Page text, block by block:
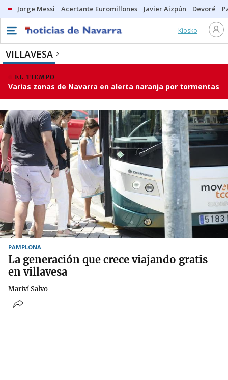
Jorge Messi Acertante Euromillones Javier Aizpún Devoré
Kiosko
VILLAVESA
EL TIEMPO
Varias zonas de Navarra en alerta naranja por tormentas
PAMPLONA
La generación que crece viajando gratis
en villavesa
Mariví Salvo